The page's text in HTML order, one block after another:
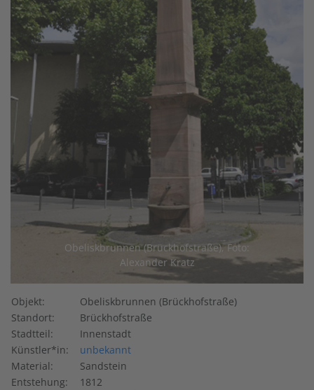
Obeliskbrunnen (Brückhofstraße), Foto:
Alexander Kratz
Objekt:
Obeliskbrunnen (Brückhofstraße)
Standort:
Brückhofstraße
Stadtteil:
Innenstadt
Künstler*in:
unbekannt
Material:
Sandstein
Entstehung:
1812